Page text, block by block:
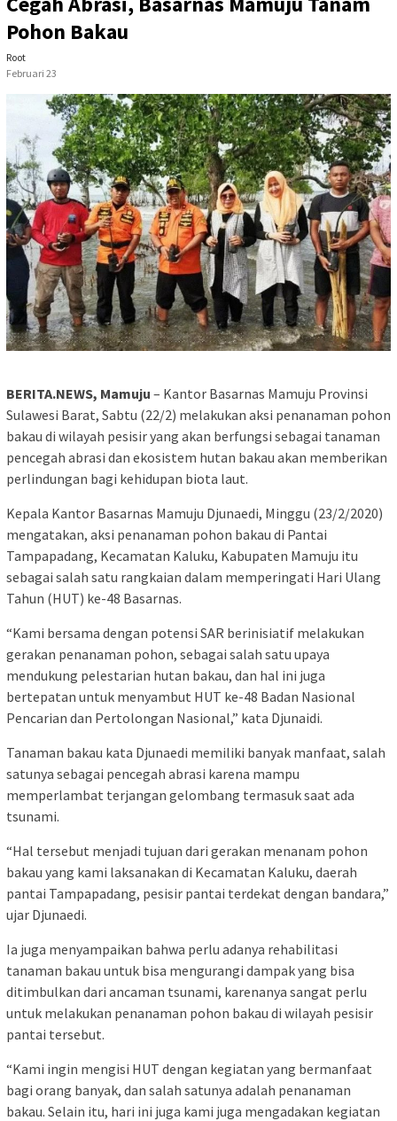
Pohon Bakau
Root
Februari 23
BERITA.NEWS, Mamuju – Kantor Basarnas Mamuju Provinsi
Sulawesi Barat, Sabtu (22/2) melakukan aksi penanaman pohon
bakau di wilayah pesisir yang akan berfungsi sebagai tanaman
pencegah abrasi dan ekosistem hutan bakau akan memberikan
perlindungan bagi kehidupan biota laut.
Kepala Kantor Basarnas Mamuju Djunaedi, Minggu (23/2/2020)
mengatakan, aksi penanaman pohon bakau di Pantai
Tampapadang, Kecamatan Kaluku, Kabupaten Mamuju itu
sebagai salah satu rangkaian dalam memperingati Hari Ulang
Tahun (HUT) ke-48 Basarnas.
“Kami bersama dengan potensi SAR berinisiatif melakukan
gerakan penanaman pohon, sebagai salah satu upaya
mendukung pelestarian hutan bakau, dan hal ini juga
bertepatan untuk menyambut HUT ke-48 Badan Nasional
Pencarian dan Pertolongan Nasional,” kata Djunaidi.
Tanaman bakau kata Djunaedi memiliki banyak manfaat, salah
satunya sebagai pencegah abrasi karena mampu
memperlambat terjangan gelombang termasuk saat ada
tsunami.
“Hal tersebut menjadi tujuan dari gerakan menanam pohon
bakau yang kami laksanakan di Kecamatan Kaluku, daerah
pantai Tampapadang, pesisir pantai terdekat dengan bandara,”
ujar Djunaedi.
Ia juga menyampaikan bahwa perlu adanya rehabilitasi
tanaman bakau untuk bisa mengurangi dampak yang bisa
ditimbulkan dari ancaman tsunami, karenanya sangat perlu
untuk melakukan penanaman pohon bakau di wilayah pesisir
pantai tersebut.
“Kami ingin mengisi HUT dengan kegiatan yang bermanfaat
bagi orang banyak, dan salah satunya adalah penanaman
bakau. Selain itu, hari ini juga kami juga mengadakan kegiatan